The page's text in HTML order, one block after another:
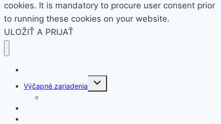
cookies. It is mandatory to procure user consent prior
to running these cookies on your website.
ULOŽIŤ A PRIJAŤ
Výčapné zariadenia
Toggle